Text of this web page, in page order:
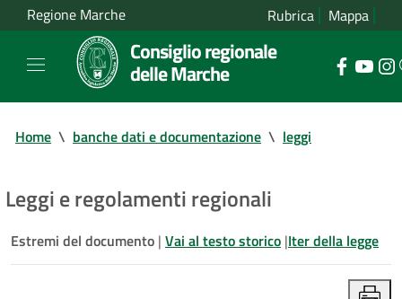
Regione Marche Rubrica Mappa
Consiglio regionale
delle Marche
Home \ banche dati e documentazione \ leggi
Leggi e regolamenti regionali
Estremi del documento | Vai al testo storico |Iter della legge